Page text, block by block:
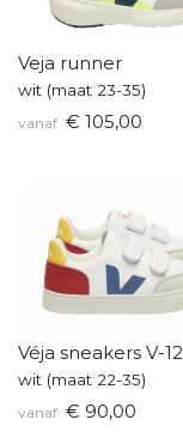
Veja runner
wit (maat 23-35)
vanaf € 105,00
Véja sneakers V-12
wit (maat 22-35)
vanaf € 90,00